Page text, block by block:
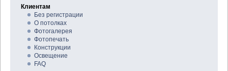
Клиентам
Без регистрации
О потолках
Фотогалерея
Фотопечать
Конструкции
Освещение
FAQ